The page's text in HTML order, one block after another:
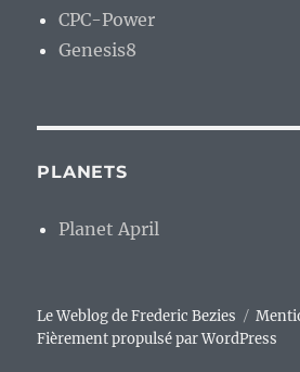
CPC-Power
Genesis8
PLANETS
Planet April
Le Weblog de Frederic Bezies
Fièrement propulsé par WordPress